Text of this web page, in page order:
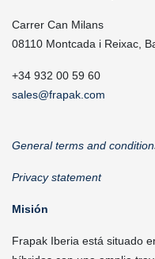
Carrer Can Milans
08110 Montcada i Reixac,
+34 932 00 59 60
sales@frapak.com
General terms and
Privacy statement
Misión
Frapak Iberia está situado